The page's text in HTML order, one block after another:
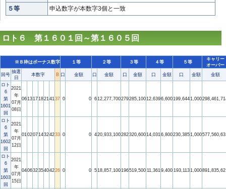
５等
申込数字が本数字3個と一致
ロト６ 第１６０１回～第１６０５回
※Ｂ枠はボーナス数字 １等 ２等 ３等 ４等 ５等
キャリー
オーバー
回号
抽選
日
本数字 B 口 金額 口 金額 口 金額 口 金額 口 金額
金額
ロト
6
第
1601
回
2021
年
07月
08日
06131718214137 0 0 612,277,700279285,10012,6396,600199,6441,000
ロト
6
第
1602
回
2021
年
07月
12日
01020714324233 0 0 420,933,100282320,60014,0316,800230,3851,000
ロト
6
第
1603
回
2021
年
07月
15日
04063235404226 0 0 518,857,100196519,500 11,3619,400 193,1131,000